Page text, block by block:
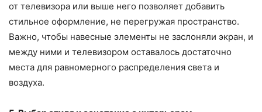
от телевизора или выше него позволяет добавить
стильное оформление, не перегружая пространство.
Важно, чтобы навесные элементы не заслоняли экран, и
между ними и телевизором оставалось достаточно
места для равномерного распределения света и
воздуха.